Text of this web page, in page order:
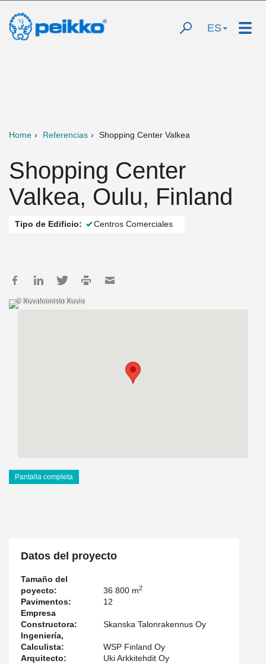
ES
Home Referencias Shopping Center Valkea
Shopping Center
Valkea, Oulu, Finland
Tipo de Edificio: Centros Comerciales
© Kuvatoimisto Kuvio
Pantalla completa
Datos del proyecto
Tamaño del
poyecto:
36 800 m2
Pavimentos:
12
Empresa
Constructora:
Skanska Talonrakennus Oy
Ingeniería,
Calculista:
WSP Finland Oy
Arquitecto:
Uki Arkkitehdit Oy